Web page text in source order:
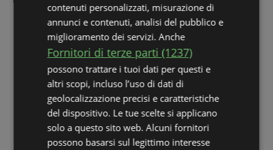
4. Sposta le carte nelle celle libere
per continuare a giocare
Puoi usare le celle libere per spostare
singolarmente le carte fuori dal tavolo,
aiutandoti a sbloccare le carte di cui hai
bisogno. Per esempio, se una regina copre
un due che puoi giocare su una base, puoi
spostare la regina in una cella libera così
da poter spostare il due dal tavolo alla sua
base.
contenuti personalizzati, misurazione di
annunci e contenuti, analisi del pubblico e
miglioramento dei servizi. Anche
Fornitori di terze parti (1237)
possono trattare i tuoi dati per questi e
altri scopi, incluso l’uso di dati di
geolocalizzazione precisi e caratteristiche
del dispositivo. Le tue scelte si applicano
solo a questo sito web. Alcuni fornitori
possono basarsi sul legittimo interesse